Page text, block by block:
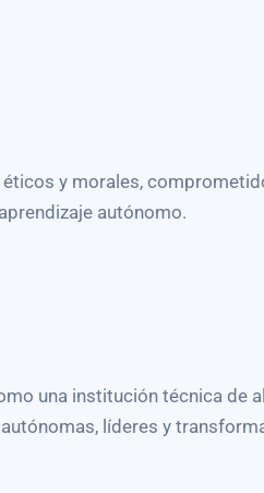
y morales,
autónomo.
una institución técnica de
líderes y